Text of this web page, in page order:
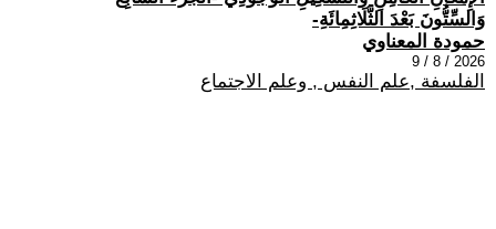
وَالسِّتُّونَ بَعْدَ الثَّلَاثِمِائَةِ-
حمودة المعناوي
2026 / 8 / 9
الفلسفة ,علم النفس , وعلم الاجتماع